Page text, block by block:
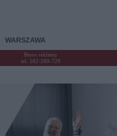
WARSZAWA
Biuro reklamy
tel. 502-280-720